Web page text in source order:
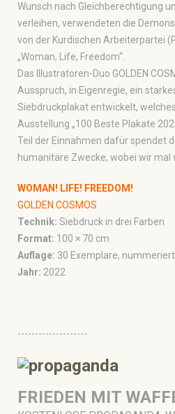
Wunsch nach Gleichberechtigung
verleihen, verwendeten die
von der Kurdischen Arbeiterpartei
„Woman, Life, Freedom“.
Das Illustratoren-Duo GOLDEN
Ausspruch, in Eigenregie, ein
Siebdruckplakat entwickelt,
Ausstellung „100 Beste Plakate
Teil der Einnahmen dafür spendet
humanitäre Zwecke, wobei wir mal
WOMAN! LIFE! FREEDOM!
GOLDEN COSMOS
Technik: Siebdruck in drei Farben
Format: 100 × 70 cm
Auflage: 30 Exemplare,
Jahr: 2022
--------------------
FRIEDEN MIT